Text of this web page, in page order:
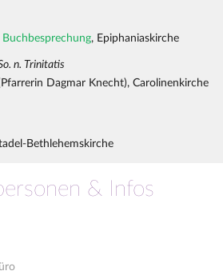
, Epiphaniaskirche
n. Trinitatis
Dagmar Knecht), Carolinenkirche
Bethlehemskirche
& Infos